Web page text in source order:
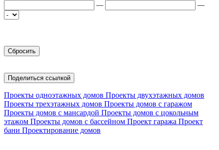
—
—
Поделиться ссылкой
Проекты одноэтажных домов Проекты двухэтажных домов
Проекты трехэтажных домов Проекты домов с гаражом
Проекты домов с мансардой Проекты домов с цокольным
этажом Проекты домов с бассейном Проект гаража Проект
бани Проектирование домов